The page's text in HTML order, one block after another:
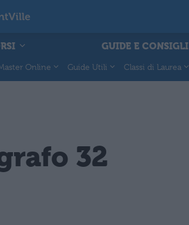
GUIDE E CONSIGLI
Online Guide Utili Classi di Laurea
32